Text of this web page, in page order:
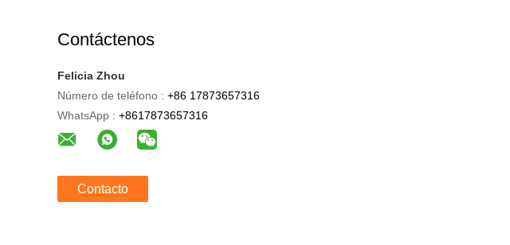
Contáctenos
Felicia Zhou
Número de teléfono : +86 17873657316
WhatsApp : +8617873657316
Contacto